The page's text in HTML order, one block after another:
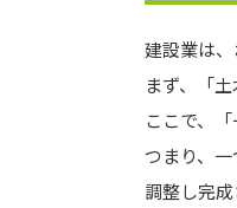
建設業は
まず、「
ここで、
つまり、
調整し完